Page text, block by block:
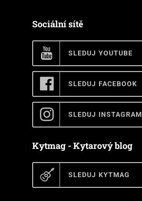
Sociální sítě
SLEDUJ YOUTUBE
SLEDUJ FACEBOOK
SLEDUJ INSTAGRAM
Kytmag - Kytarový blog
SLEDUJ KYTMAG